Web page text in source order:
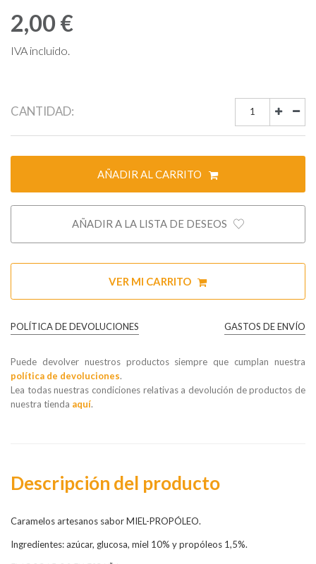
2,00 €
IVA incluido.
CANTIDAD:
AÑADIR AL CARRITO
AÑADIR A LA LISTA DE DESEOS
VER MI CARRITO
POLÍTICA DE DEVOLUCIONES GASTOS DE ENVÍO
Puede devolver nuestros productos siempre que cumplan nuestra
política de devoluciones.
Lea todas nuestras condiciones relativas a devolución de productos de
nuestra tienda aquí.
Descripción del producto
Caramelos artesanos sabor MIEL-PROPÓLEO.
Ingredientes: azúcar, glucosa, miel 10% y propóleos 1,5%.